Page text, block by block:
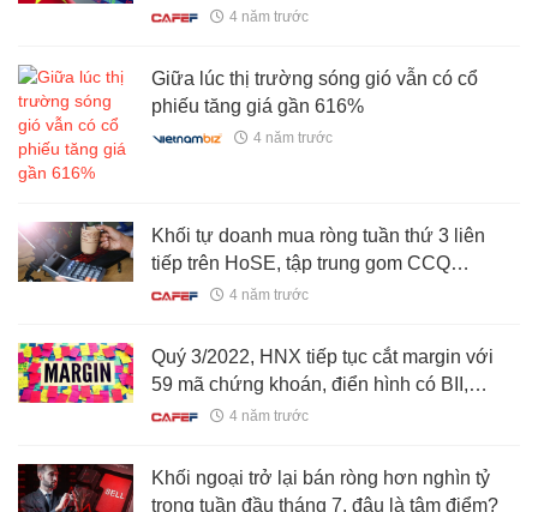
nhất định trên TTCK Việt Nam
4 năm trước
Giữa lúc thị trường sóng gió vẫn có cổ
phiếu tăng giá gần 616%
4 năm trước
Khối tự doanh mua ròng tuần thứ 3 liên
tiếp trên HoSE, tập trung gom CCQ
FUEVFVND4 năm trước
Quý 3/2022, HNX tiếp tục cắt margin với
59 mã chứng khoán, điển hình có BII,
PCG, VKC, VC9, OCH...
4 năm trước
Khối ngoại trở lại bán ròng hơn nghìn tỷ
trong tuần đầu tháng 7, đâu là tâm điểm?